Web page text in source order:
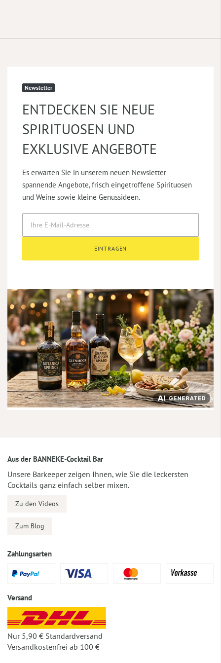
Newsletter
ENTDECKEN SIE NEUE
SPIRITUOSEN UND
EXKLUSIVE ANGEBOTE
Es erwarten Sie in unserem neuen Newsletter
spannende Angebote, frisch eingetroffene Spirituosen
und Weine sowie kleine Genussideen.
EINTRAGEN
Aus der BANNEKE-Cocktail Bar
Unsere Barkeeper zeigen Ihnen, wie Sie die leckersten
Cocktails ganz einfach selber mixen.
Zu den Videos
Zum Blog
Zahlungsarten
Versand
Nur 5,90 € Standardversand
Versandkostenfrei ab 100 €